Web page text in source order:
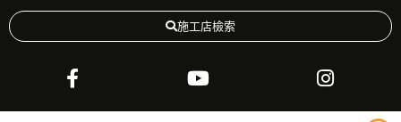
施工店檢索